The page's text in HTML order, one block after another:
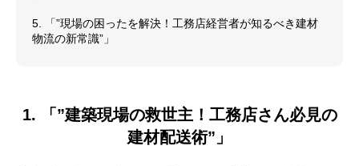
5. 「”現場の困ったを解決！工務店経営者が知るべき建材
物流の新常識”」
1. 「”建築現場の救世主！工務店さん必見の
建材配送術”」